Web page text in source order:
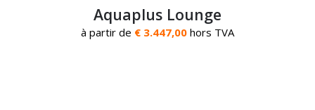
Aquaplus Lounge
à partir de € 3.447,00 hors TVA